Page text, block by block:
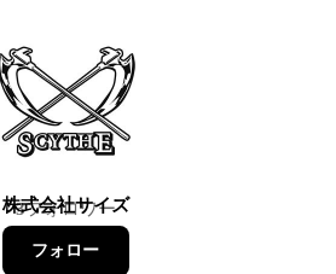
株式会社サイズ
3フォロワー
フォロー